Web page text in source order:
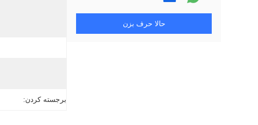
حالا حرف بزن
برجسته کردن: